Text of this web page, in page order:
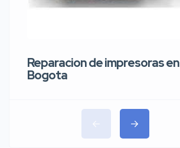
Reparacion de impresoras en
Bogota